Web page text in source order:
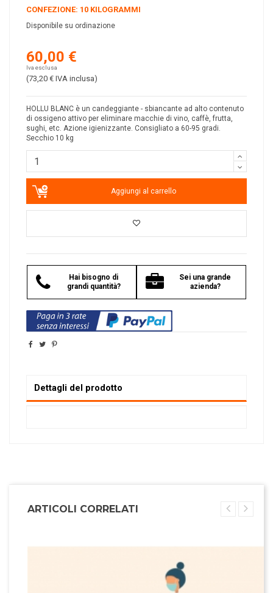
CONFEZIONE: 10 KILOGRAMMI
Disponibile su ordinazione
60,00 €
Iva esclusa
(73,20 € IVA inclusa)
HOLLU BLANC è un candeggiante - sbiancante ad alto contenuto
di ossigeno attivo per eliminare macchie di vino, caffè, frutta,
sughi, etc. Azione igienizzante. Consigliato a 60-95 gradi.
Secchio 10 kg
Aggiungi al carrello
Hai bisogno di
grandi quantità?
Sei una grande
azienda?
Dettagli del prodotto
ARTICOLI CORRELATI